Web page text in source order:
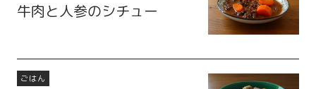
牛肉と人参のシチュー
ごはん